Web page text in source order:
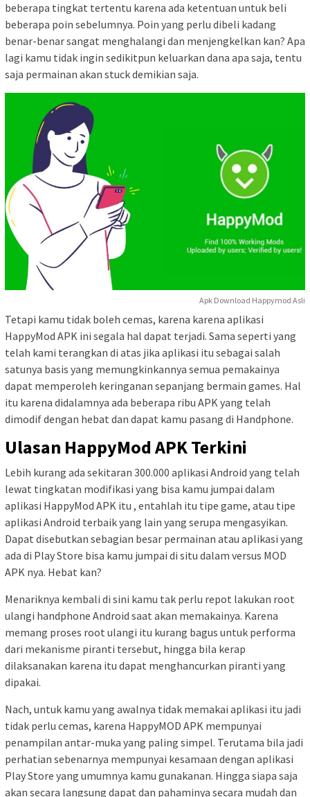
beberapa tingkat tertentu karena ada ketentuan untuk beli
beberapa poin sebelumnya. Poin yang perlu dibeli kadang
benar-benar sangat menghalangi dan menjengkelkan kan? Apa
lagi kamu tidak ingin sedikitpun keluarkan dana apa saja, tentu
saja permainan akan stuck demikian saja.
Apk Download Happymod Asli
Tetapi kamu tidak boleh cemas, karena karena aplikasi
HappyMod APK ini segala hal dapat terjadi. Sama seperti yang
telah kami terangkan di atas jika aplikasi itu sebagai salah
satunya basis yang memungkinkannya semua pemakainya
dapat memperoleh keringanan sepanjang bermain games. Hal
itu karena didalamnya ada beberapa ribu APK yang telah
dimodif dengan hebat dan dapat kamu pasang di Handphone.
Ulasan HappyMod APK Terkini
Lebih kurang ada sekitaran 300.000 aplikasi Android yang telah
lewat tingkatan modifikasi yang bisa kamu jumpai dalam
aplikasi HappyMod APK itu , entahlah itu tipe game, atau tipe
aplikasi Android terbaik yang lain yang serupa mengasyikan.
Dapat disebutkan sebagian besar permainan atau aplikasi yang
ada di Play Store bisa kamu jumpai di situ dalam versus MOD
APK nya. Hebat kan?
Menariknya kembali di sini kamu tak perlu repot lakukan root
ulangi handphone Android saat akan memakainya. Karena
memang proses root ulangi itu kurang bagus untuk performa
dari mekanisme piranti tersebut, hingga bila kerap
dilaksanakan karena itu dapat menghancurkan piranti yang
dipakai.
Nach, untuk kamu yang awalnya tidak memakai aplikasi itu jadi
tidak perlu cemas, karena HappyMOD APK mempunyai
penampilan antar-muka yang paling simpel. Terutama bila jadi
perhatian sebenarnya mempunyai kesamaan dengan aplikasi
Play Store yang umumnya kamu gunakanan. Hingga siapa saja
akan secara langsung dapat dan pahaminya secara mudah dan